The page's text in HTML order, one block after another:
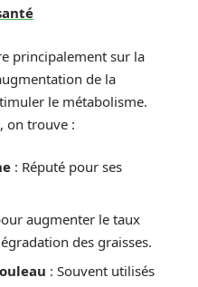
principalement sur la
de la
le métabolisme.
on trouve :
: Réputé pour ses
augmenter le taux
des graisses.
: Souvent utilisés